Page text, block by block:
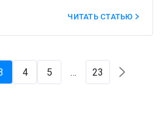
ЧИТАТЬ СТАТЬЮ
4 5 … 23